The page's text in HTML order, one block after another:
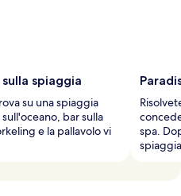
spiaggia
su una spiaggia
bar sulla
e la pallavolo vi
spa.